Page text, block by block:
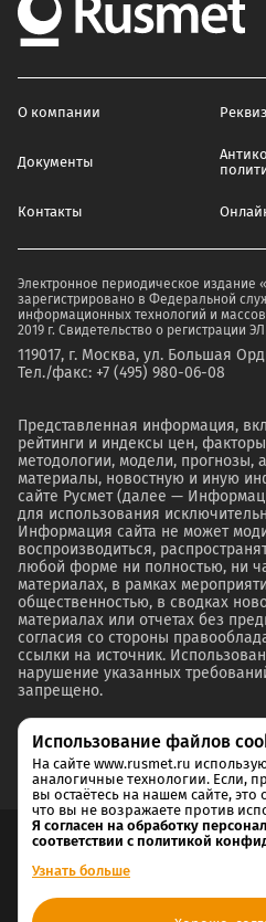
О компании
Документы
Контакты
Электронное периодическое издание
зарегистрировано в Федеральной
информационных технологий и
2019 г. Свидетельство о регистрации
119017, г. Москва, ул. Большая
Тел./факс: +7 (495) 980-06-08
Представленная информация,
рейтинги и индексы цен,
методологии, модели, прогнозы,
материалы, новостную и иную
сайте Русмет (далее —
для использования
Информация сайта не может
воспроизводиться,
любой форме ни полностью, ни
материалах, в рамках
общественностью, в сводках
материалах или отчетах без
согласия со стороны
ссылки на источник.
нарушение указанных
запрещено.
Согласие на обработку и хранение
Использование файлов
На сайте www.rusmet.ru
аналогичные технологии. Если,
вы остаётесь на нашем сайте, это
что вы не возражаете против
Я согласен на обработку
соответствии с политикой
Узнать больше